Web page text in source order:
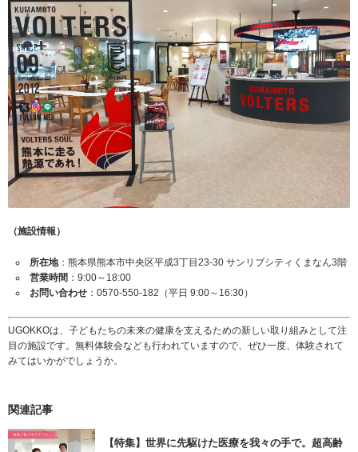
（施設情報）
所在地：熊本県熊本市中央区平成3丁目23-30 サンリブシティくまなん3階
営業時間 ：9:00～18:00
お問い合わせ ：0570-550-182（平日 9:00～16:30）
UGOKKOは、子どもたちの未来の健康を支えるための新しい取り組みとして注
目の施設です。無料体験会なども行われていますので、ぜひ一度、体験されて
みてはいかがでしょうか。
関連記事
【特集】世界に先駆けた医療を我々の手で。超高齢